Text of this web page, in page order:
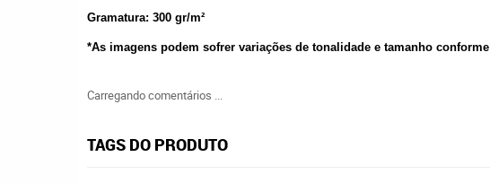
Gramatura: 300 gr/m²
*As imagens podem sofrer variações de tonalidade e tamanho
Carregando comentários ...
TAGS DO PRODUTO